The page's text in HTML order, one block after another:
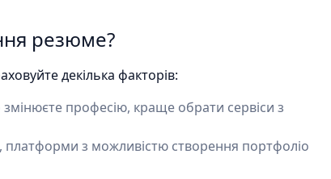
резюме?
декілька факторів:
професію, краще обрати сервіси з
з можливістю створення портфоліо